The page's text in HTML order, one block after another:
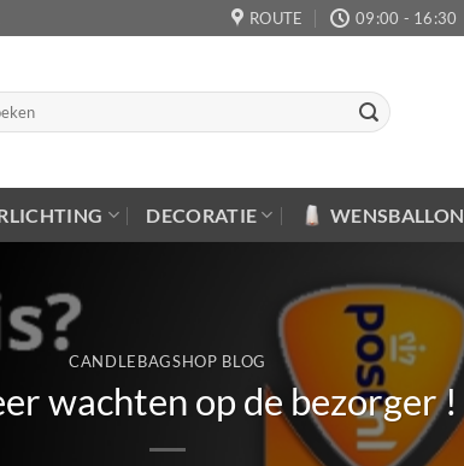
ROUTE 09:00 - 16:30
DECORATIE WENSBALLON
CANDLEBAGSHOP BLOG
wachten op de bezorger !